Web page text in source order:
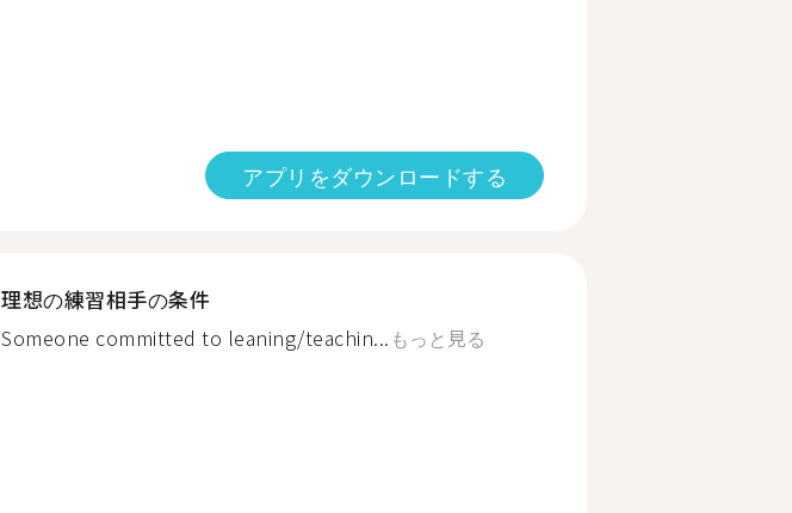
アプリをダウンロードする
理想の練習相手の条件
Someone committed to leaning/teachin... もっと見る